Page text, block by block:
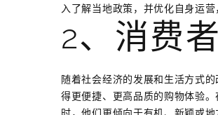
入了解当地政策，并优化自身运
2、消费
随着社会经济的发展和生活方式
得更便捷、更高品质的购物体验